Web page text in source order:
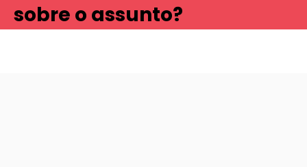
sobre o assunto?